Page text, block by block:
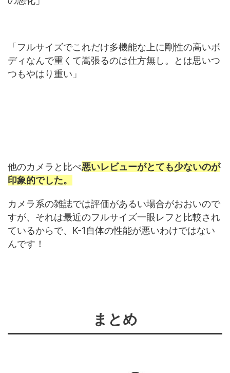
「フルサイズでこれだけ多機能な上に剛性の高いボ
ディなんで重くて嵩張るのは仕方無し。とは思いつ
つもやはり重い」
他のカメラと比べ悪いレビューがとても少ないのが
印象的でした。
カメラ系の雑誌では評価があるい場合がおおいので
すが、それは最近のフルサイズ一眼レフと比較され
ているからで、K-1自体の性能が悪いわけではない
んです！
まとめ